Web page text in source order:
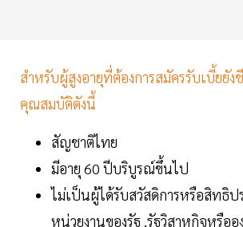
สำหรับผู้สูงอายุที่ต้องการสมัครรับเบี้ยยั
คุณสมบัติดังนี้
สัญชาติไทย
มีอายุ 60 ปีบริบูรณ์ขึ้นไป
ไม่เป็นผู้ได้รับสวัสดิการหรือสิทธิป
หน่วยงานของรัฐ ,รัฐวิสาหกิจหรือ